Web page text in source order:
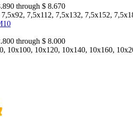
through $ 8.670
7,5х112, 7,5х132, 7,5х152,
through $ 8.000
10х100, 10х120, 10х140, 10х160,